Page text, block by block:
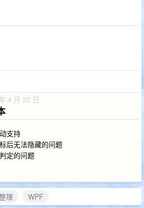
4 月 22 日
支持
后无法隐藏的问题
定的问题
理
WPF